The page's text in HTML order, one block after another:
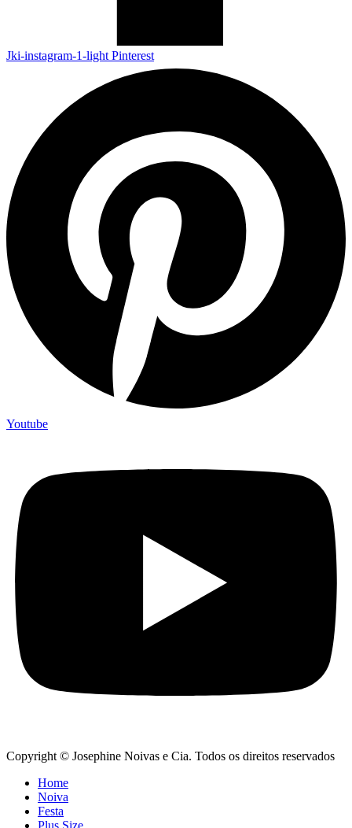
Jki-instagram-1-light Pinterest
Youtube
Copyright © Josephine Noivas e Cia. Todos os direitos reservados
Home
Noiva
Festa
Plus Size